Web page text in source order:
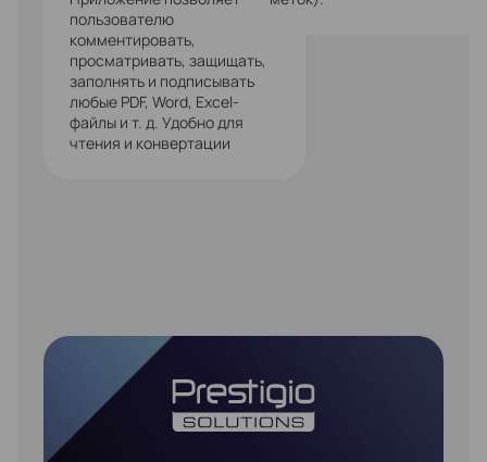
пользователю
комментировать,
просматривать, защищать,
заполнять и подписывать
любые PDF, Word, Excel-
файлы и т. д. Удобно для
чтения и конвертации